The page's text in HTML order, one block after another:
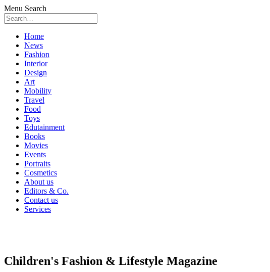
Menu Search
Skip
content
Home
News
Fashion
Interior
Design
Art
Mobility
Travel
Food
Toys
Edutainment
Books
Movies
Events
Portraits
Cosmetics
About us
Editors & Co.
Contact us
Services
Children's Fashion & Lifestyle Magazine